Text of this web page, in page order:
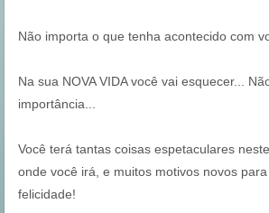
Não importa o que tenha acontecido com
Na sua NOVA VIDA você vai esquecer...
importância...
Você terá tantas coisas espetaculares
onde você irá, e muitos motivos novos
felicidade!